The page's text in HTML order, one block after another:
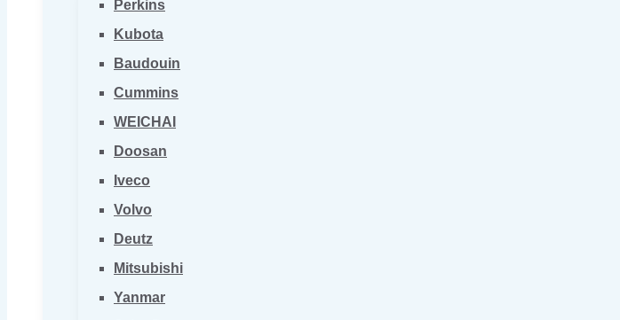
Perkins
Kubota
Baudouin
Cummins
WEICHAI
Doosan
Iveco
Volvo
Deutz
Mitsubishi
Yanmar